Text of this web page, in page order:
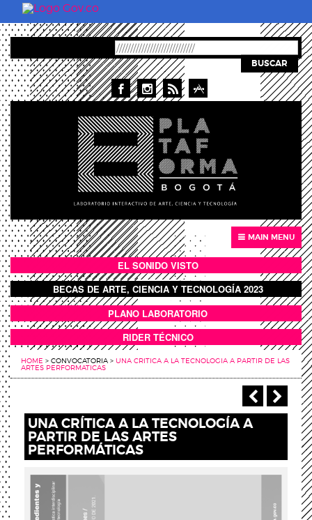
Pasar al contenido principal
BUSCAR
MAIN MENU
BOTÓN SONIDO VISTO
EL SONIDO VISTO
BOTON DOMO LLENO
BECAS DE ARTE, CIENCIA Y TECNOLOGÍA 2023
ANEXOS
PLANO LABORATORIO
RIDER TÉCNICO
HOME > CONVOCATORIA > UNA CRITICA A LA TECNOLOGIA A PARTIR DE LAS
ARTES PERFORMATICAS
‹
UNA CRÍTICA A LA TECNOLOGÍA A
PARTIR DE LAS ARTES
PERFORMÁTICAS